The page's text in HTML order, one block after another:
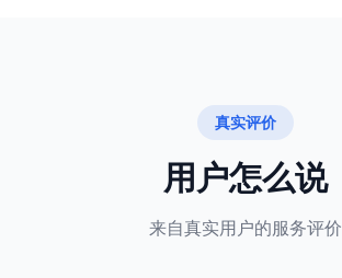
真实评价
用户怎么说
来自真实用户的服务评价